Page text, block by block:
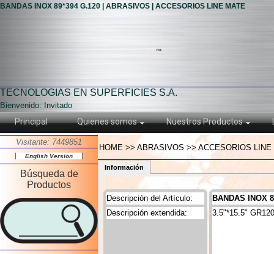
BANDAS INOX 89*394 G.120 | ABRASIVOS | ACCESORIOS LINE MATE
TECNOLOGIAS EN SUPERFICIES S.A.
Bienvenido: Invitado
Principal Quienes somos Nuestros Productos
Visitante: 7449851
English Version
Búsqueda de
Productos
HOME >> ABRASIVOS >> ACCESORIOS
Información
Descripción del Artículo:
Descripción extendida:
BANDAS INOX
3.5"*15.5"